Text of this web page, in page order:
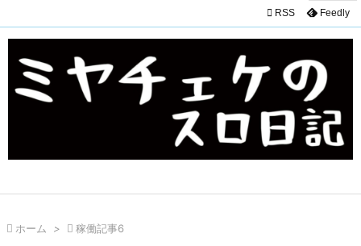
 RSS Feedly
 ホーム >  稼働記事6